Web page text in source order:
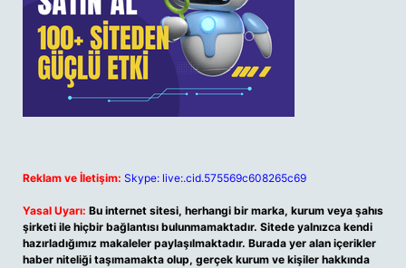
Reklam ve İletişim: Skype: live:.cid.575569c608265c69
Yasal Uyarı: Bu internet sitesi, herhangi bir marka, kurum veya şahıs
şirketi ile hiçbir bağlantısı bulunmamaktadır. Sitede yalnızca kendi
hazırladığımız makaleler paylaşılmaktadır. Burada yer alan içerikler
haber niteliği taşımamakta olup, gerçek kurum ve kişiler hakkında